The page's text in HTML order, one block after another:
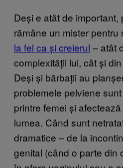
Deși e atât de important,
rămâne un mister
la fel ca și creierul – atât
complexității lui, cât și
Deși și bărbații au
problemele pelviene
printre femei și afectează
lumea. Când sunt
dramatice – de la
genital (când o parte din